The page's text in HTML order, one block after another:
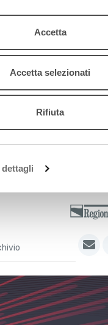
Accetta
Accetta selezionati
Rifiuta